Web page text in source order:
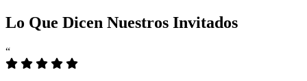
Lo Que Dicen Nuestros Invitados
“